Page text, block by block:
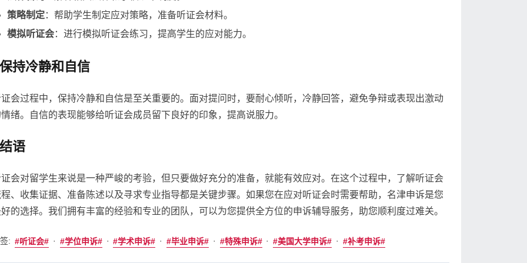
策略制定：帮助学生制定应对策略，准备听证会材料。
模拟听证会：进行模拟听证会练习，提高学生的应对能力。
保持冷静和自信
会过程中，保持冷静和自信是至关重要的。面对提问时，要耐心倾听，冷静回答，避免争辩或表现出激动
绪。自信的表现能够给听证会成员留下良好的印象，提高说服力。
结语
会对留学生来说是一种严峻的考验，但只要做好充分的准备，就能有效应对。在这个过程中，了解听证会
、收集证据、准备陈述以及寻求专业指导都是关键步骤。如果您在应对听证会时需要帮助，名津申诉是您
的选择。我们拥有丰富的经验和专业的团队，可以为您提供全方位的申诉辅导服务，助您顺利度过难关。
: 听证会 · 学位申诉 · 学术申诉 · 毕业申诉 · 特殊申诉 · 美国大学申诉 · 补考申诉